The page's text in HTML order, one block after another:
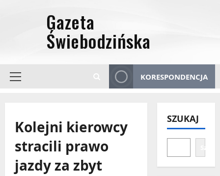
Menu
KORESPONDENCJA
Kolejni kierowcy
stracili prawo
jazdy za zbyt
SZUKAJ